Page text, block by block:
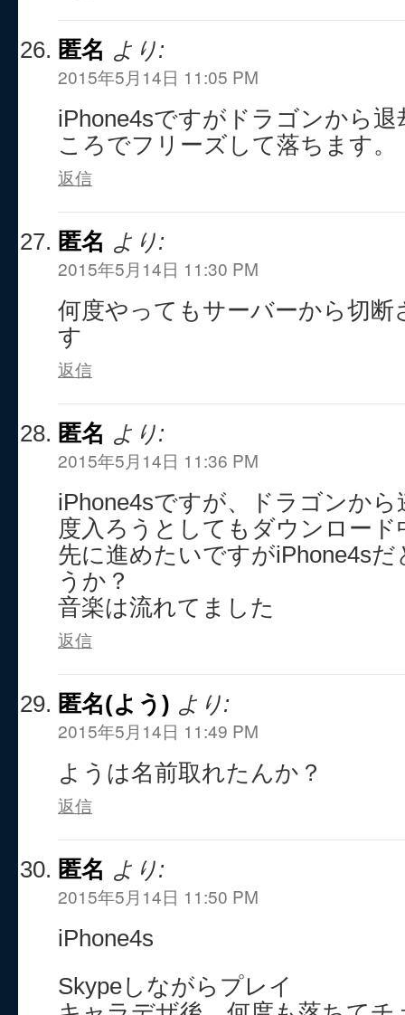
匿名 より:
2015年5月14日 11:05 PM
iPhone4sですがドラゴンから
ころでフリーズして落ちます。
返信
匿名 より:
2015年5月14日 11:30 PM
何度やってもサーバーから切
す
返信
匿名 より:
2015年5月14日 11:36 PM
iPhone4sですが、ドラゴンか
度入ろうとしてもダウンロー
先に進めたいですがiPhone4s
うか？
音楽は流れてました
返信
匿名(よう) より:
2015年5月14日 11:49 PM
ようは名前取れたんか？
返信
匿名 より:
2015年5月14日 11:50 PM
iPhone4s
Skypeしながらプレイ